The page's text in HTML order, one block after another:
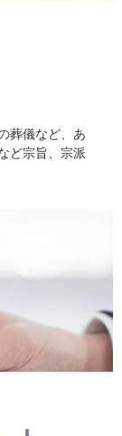
葬儀など、あ
ど宗旨、宗派